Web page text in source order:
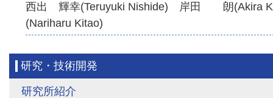
西出 輝幸(Teruyuki Nishide) 岸田 朗(Akira
(Nariharu Kitao)
研究・技術開発
研究所紹介